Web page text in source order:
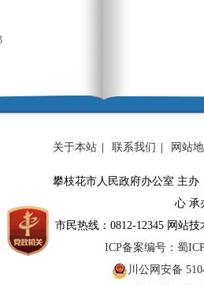
关于本站 联系我们 网站
攀枝花市人民政府办公室 主
心 承
市民热线：0812-12345 网站
ICP备案编号：蜀
川公网安备